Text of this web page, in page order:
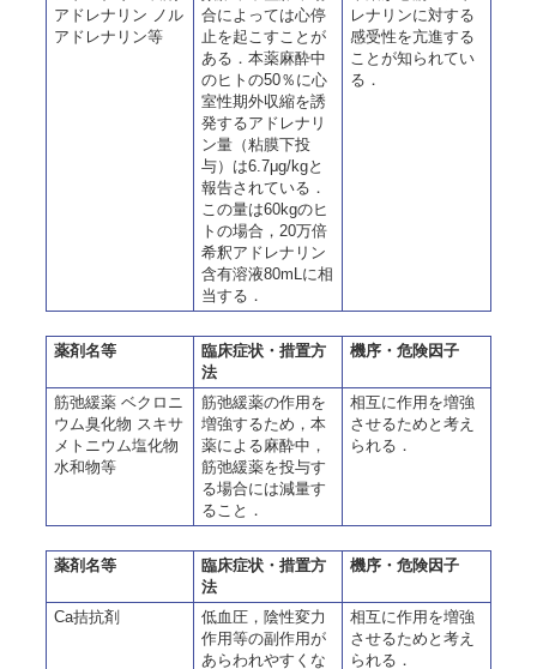
アドレナリン ノル
アドレナリン等
合によっては心停
止を起こすことが
ある．本薬麻酔中
のヒトの50％に心
室性期外収縮を誘
発するアドレナリ
ン量（粘膜下投
与）は6.7μg/kgと
報告されている．
この量は60kgのヒ
トの場合，20万倍
希釈アドレナリン
含有溶液80mLに相
当する．
レナリンに対する
感受性を亢進する
ことが知られてい
る．
薬剤名等
臨床症状・措置方
法
機序・危険因子
筋弛緩薬 ベクロニ
ウム臭化物 スキサ
メトニウム塩化物
水和物等
筋弛緩薬の作用を
増強するため，本
薬による麻酔中，
筋弛緩薬を投与す
る場合には減量す
ること．
相互に作用を増強
させるためと考え
られる．
薬剤名等
臨床症状・措置方
法
機序・危険因子
Ca拮抗剤
低血圧，陰性変力
作用等の副作用が
あらわれやすくな
相互に作用を増強
させるためと考え
られる．